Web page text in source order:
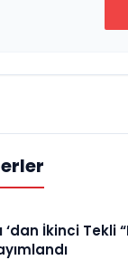
‘dan İkinci Tekli